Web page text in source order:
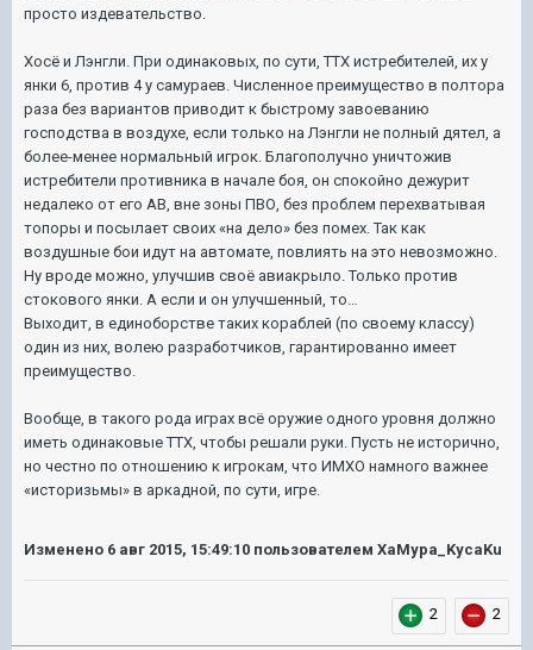
просто издевательство.
Хосё и Лэнгли. При одинаковых, по сути, ТТХ истребителей, их у
янки 6, против 4 у самураев. Численное преимущество в полтора
раза без вариантов приводит к быстрому завоеванию
господства в воздухе, если только на Лэнгли не полный дятел, а
более-менее нормальный игрок. Благополучно уничтожив
истребители противника в начале боя, он спокойно дежурит
недалеко от его АВ, вне зоны ПВО, без проблем перехватывая
топоры и посылает своих «на дело» без помех. Так как
воздушные бои идут на автомате, повлиять на это невозможно.
Ну вроде можно, улучшив своё авиакрыло. Только против
стокового янки. А если и он улучшенный, то…
Выходит, в единоборстве таких кораблей (по своему классу)
один из них, волею разработчиков, гарантированно имеет
преимущество.
Вообще, в такого рода играх всё оружие одного уровня должно
иметь одинаковые ТТХ, чтобы решали руки. Пусть не исторично,
но честно по отношению к игрокам, что ИМХО намного важнее
«историзьмы» в аркадной, по сути, игре.
Изменено 6 авг 2015, 15:49:10 пользователем XaMypa_KycaKu
2 2